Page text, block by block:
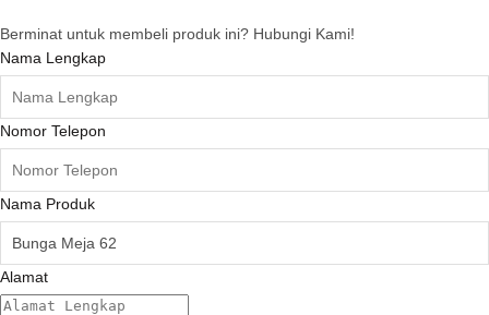
Berminat untuk membeli produk ini? Hubungi Kami!
Nama Lengkap
Nomor Telepon
Nama Produk
Alamat